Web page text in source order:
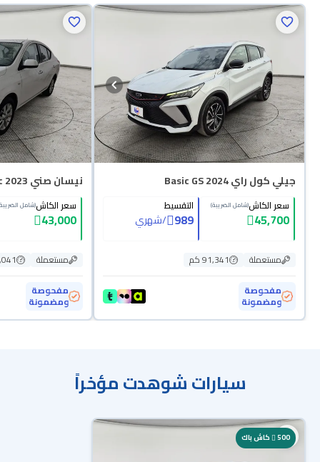
جيلي كول راي Basic GS 2024
سعر الكاش(شامل الضريبة)
45,700
التقسيط
989
/شهري
مستعملة
91,341 كم
مفحوصة
ومضمونة
نيسان صني Classic 2023
سعر الكاش(شامل
43,000
مستعملة
مفحوصة
ومضمونة
سيارات شوهدت مؤخراً
500 كاش باك